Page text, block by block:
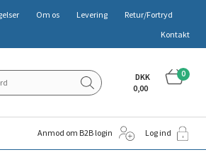
Om os Levering
Retur/Fortryd
Kontakt
0
DKK
0,00
Anmod om B2B login Log ind